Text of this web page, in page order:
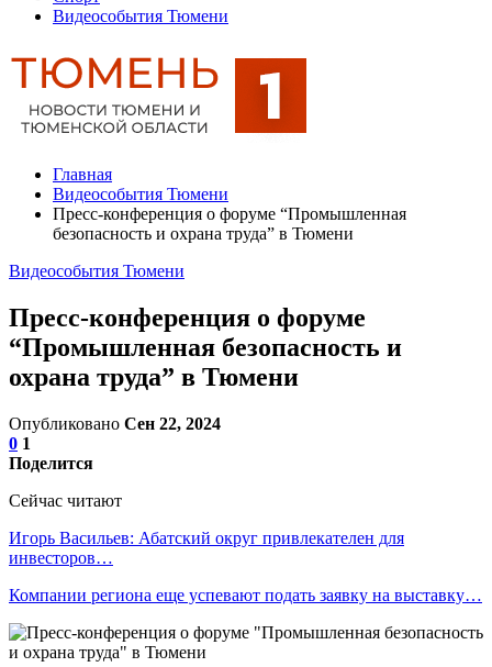
Видеособытия Тюмени
Главная
Видеособытия Тюмени
Пресс-конференция о форуме “Промышленная
безопасность и охрана труда” в Тюмени
Видеособытия Тюмени
Пресс-конференция о форуме
“Промышленная безопасность и
охрана труда” в Тюмени
Опубликовано Сен 22, 2024
0 1
Поделится
Сейчас читают
Игорь Васильев: Абатский округ привлекателен для
инвесторов…
Компании региона еще успевают подать заявку на выставку…